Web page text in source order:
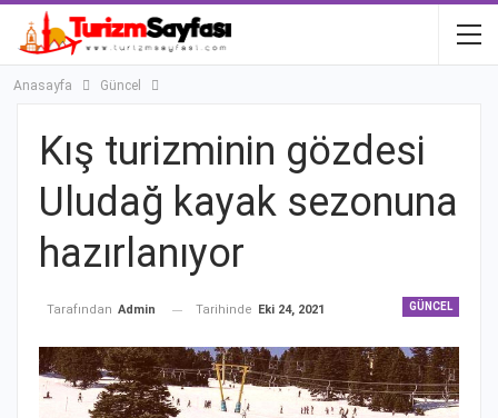
Anasayfa Güncel
Kış turizminin gözdesi
Uludağ kayak sezonuna
hazırlanıyor
GÜNCEL
Tarafından Admin Tarihinde Eki 24, 2021